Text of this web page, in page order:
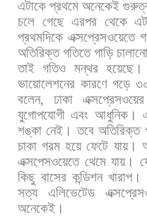
এটাকে প্রথমে অনেকেই
চলে গেছে এরপর থেকে
প্রথমদিকে এক্সপ্রেসওয়েতে
অতিরিক্ত গতিতে গাড়ি চালানো
তাই গতিও মন্থর হয়েছে।
ভায়োলেশনের কারণে গড়ে
বলেন, ঢাকা এক্সপ্রেসওয়ের
যুগোপযোগী এবং আধুনিক।
শঙ্কা নেই। তবে অতিরিক্ত
চাকা গরম হয়ে ফেটে যায়।
এক্সপেসওয়েতে থেমে যায়।
কিছু বাসের কন্ডিশন খারাপ।
সত্য
এলিভেটেড
অনেকেই।